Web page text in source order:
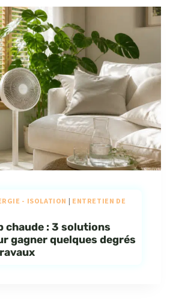
- ISOLATION | ENTRETIEN DE
chaude : 3 solutions
gagner quelques degrés